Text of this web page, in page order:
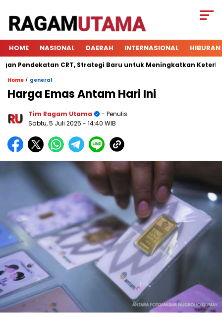
HOME NASIONAL DAERAH INTERNASIONAL HIBURAN
CRT, Strategi Baru untuk Meningkatkan
Home / general
Harga Emas Antam Hari Ini
Tim Ragam Utama
- Penulis
Sabtu, 5 Juli 2025 - 14:40 WIB